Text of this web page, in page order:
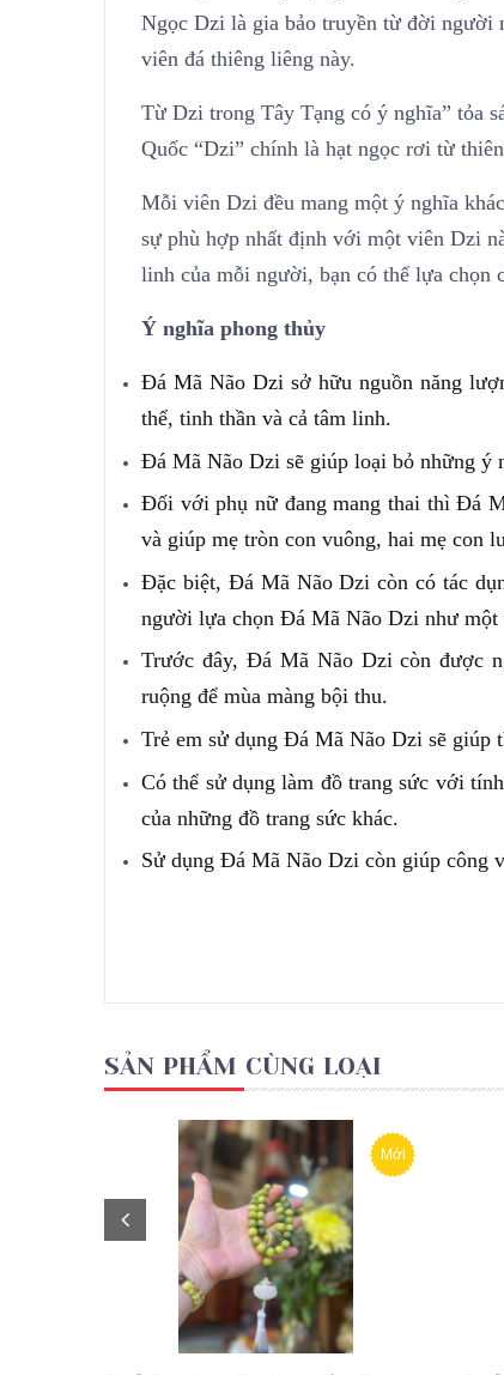
Ngọc Dzi là gia bảo truyền từ đời người
viên đá thiêng liêng này.
Từ Dzi trong Tây Tạng có ý nghĩa” tỏa
Quốc “Dzi” chính là hạt ngọc rơi từ
Mỗi viên Dzi đều mang một ý nghĩa
sự phù hợp nhất định với một viên Dzi
linh của mỗi người, bạn có thể lựa
Ý nghĩa phong thủy
Đá Mã Não Dzi sở hữu nguồn năng
thể, tinh thần và cả tâm linh.
Đá Mã Não Dzi sẽ giúp loại bỏ những ý
Đối với phụ nữ đang mang thai thì Đá
và giúp mẹ tròn con vuông, hai mẹ con
Đặc biệt, Đá Mã Não Dzi còn có tác
người lựa chọn Đá Mã Não Dzi như một
Trước đây, Đá Mã Não Dzi còn được
ruộng để mùa màng bội thu.
Trẻ em sử dụng Đá Mã Não Dzi sẽ giúp
Có thể sử dụng làm đồ trang sức với
của những đồ trang sức khác.
Sử dụng Đá Mã Não Dzi còn giúp công
SẢN PHẨM CÙNG LOẠI
Mới